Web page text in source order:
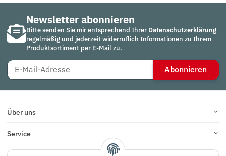
Newsletter abonnieren
Bitte senden Sie mir entsprechend Ihrer Datenschutzerklärung
regelmäßig und jederzeit widerruflich Informationen zu Ihrem
Produktsortiment per E-Mail zu.
Abonnieren
Über uns
Service